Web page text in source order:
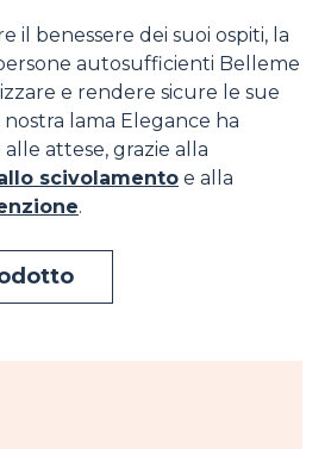
il benessere dei suoi ospiti, la
autosufficienti Belleme
e rendere sicure le sue
lama Elegance ha
attese, grazie alla
scivolamento e alla
.